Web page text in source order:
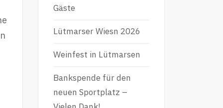
Gäste
Lütmarser Wiesn 2026
Weinfest in Lütmarsen
Bankspende für den
neuen Sportplatz –